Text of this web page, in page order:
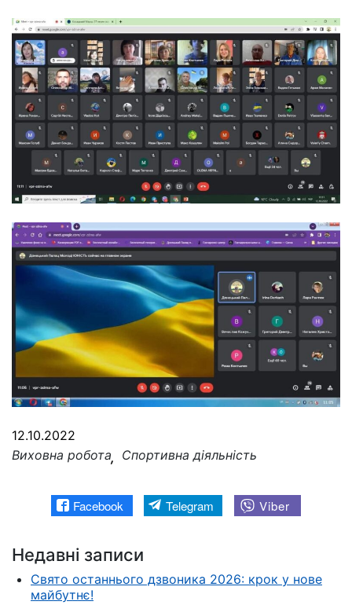
12.10.2022
Виховна робота
Спортивна діяльність
Facebook Telegram Viber
Недавні записи
Свято останнього дзвоника 2026: крок у нове
майбутнє!